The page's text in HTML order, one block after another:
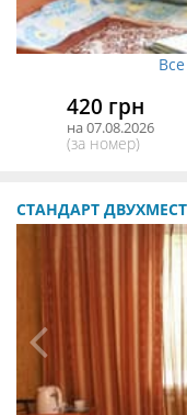
420 грн
на 07.08.2026
(за номер)
СТАНДАРТ